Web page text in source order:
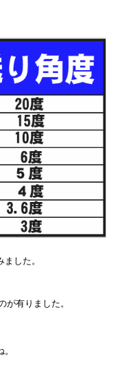
した。
が有りました。